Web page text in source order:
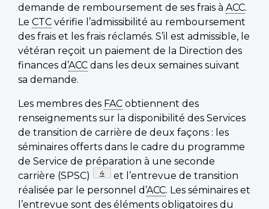
demande de remboursement de ses frais à ACC.
Le CTC vérifie l’admissibilité au remboursement
des frais et les frais réclamés. S’il est admissible, le
vétéran reçoit un paiement de la Direction des
finances d’ACC dans les deux semaines suivant
sa demande.
Les membres des FAC obtiennent des
renseignements sur la disponibilité des Services
de transition de carrière de deux façons : les
séminaires offerts dans le cadre du programme
de Service de préparation à une seconde
carrière (SPSC)
Footnote
4
et l’entrevue de transition
réalisée par le personnel d’ACC. Les séminaires et
l’entrevue sont des éléments obligatoires du